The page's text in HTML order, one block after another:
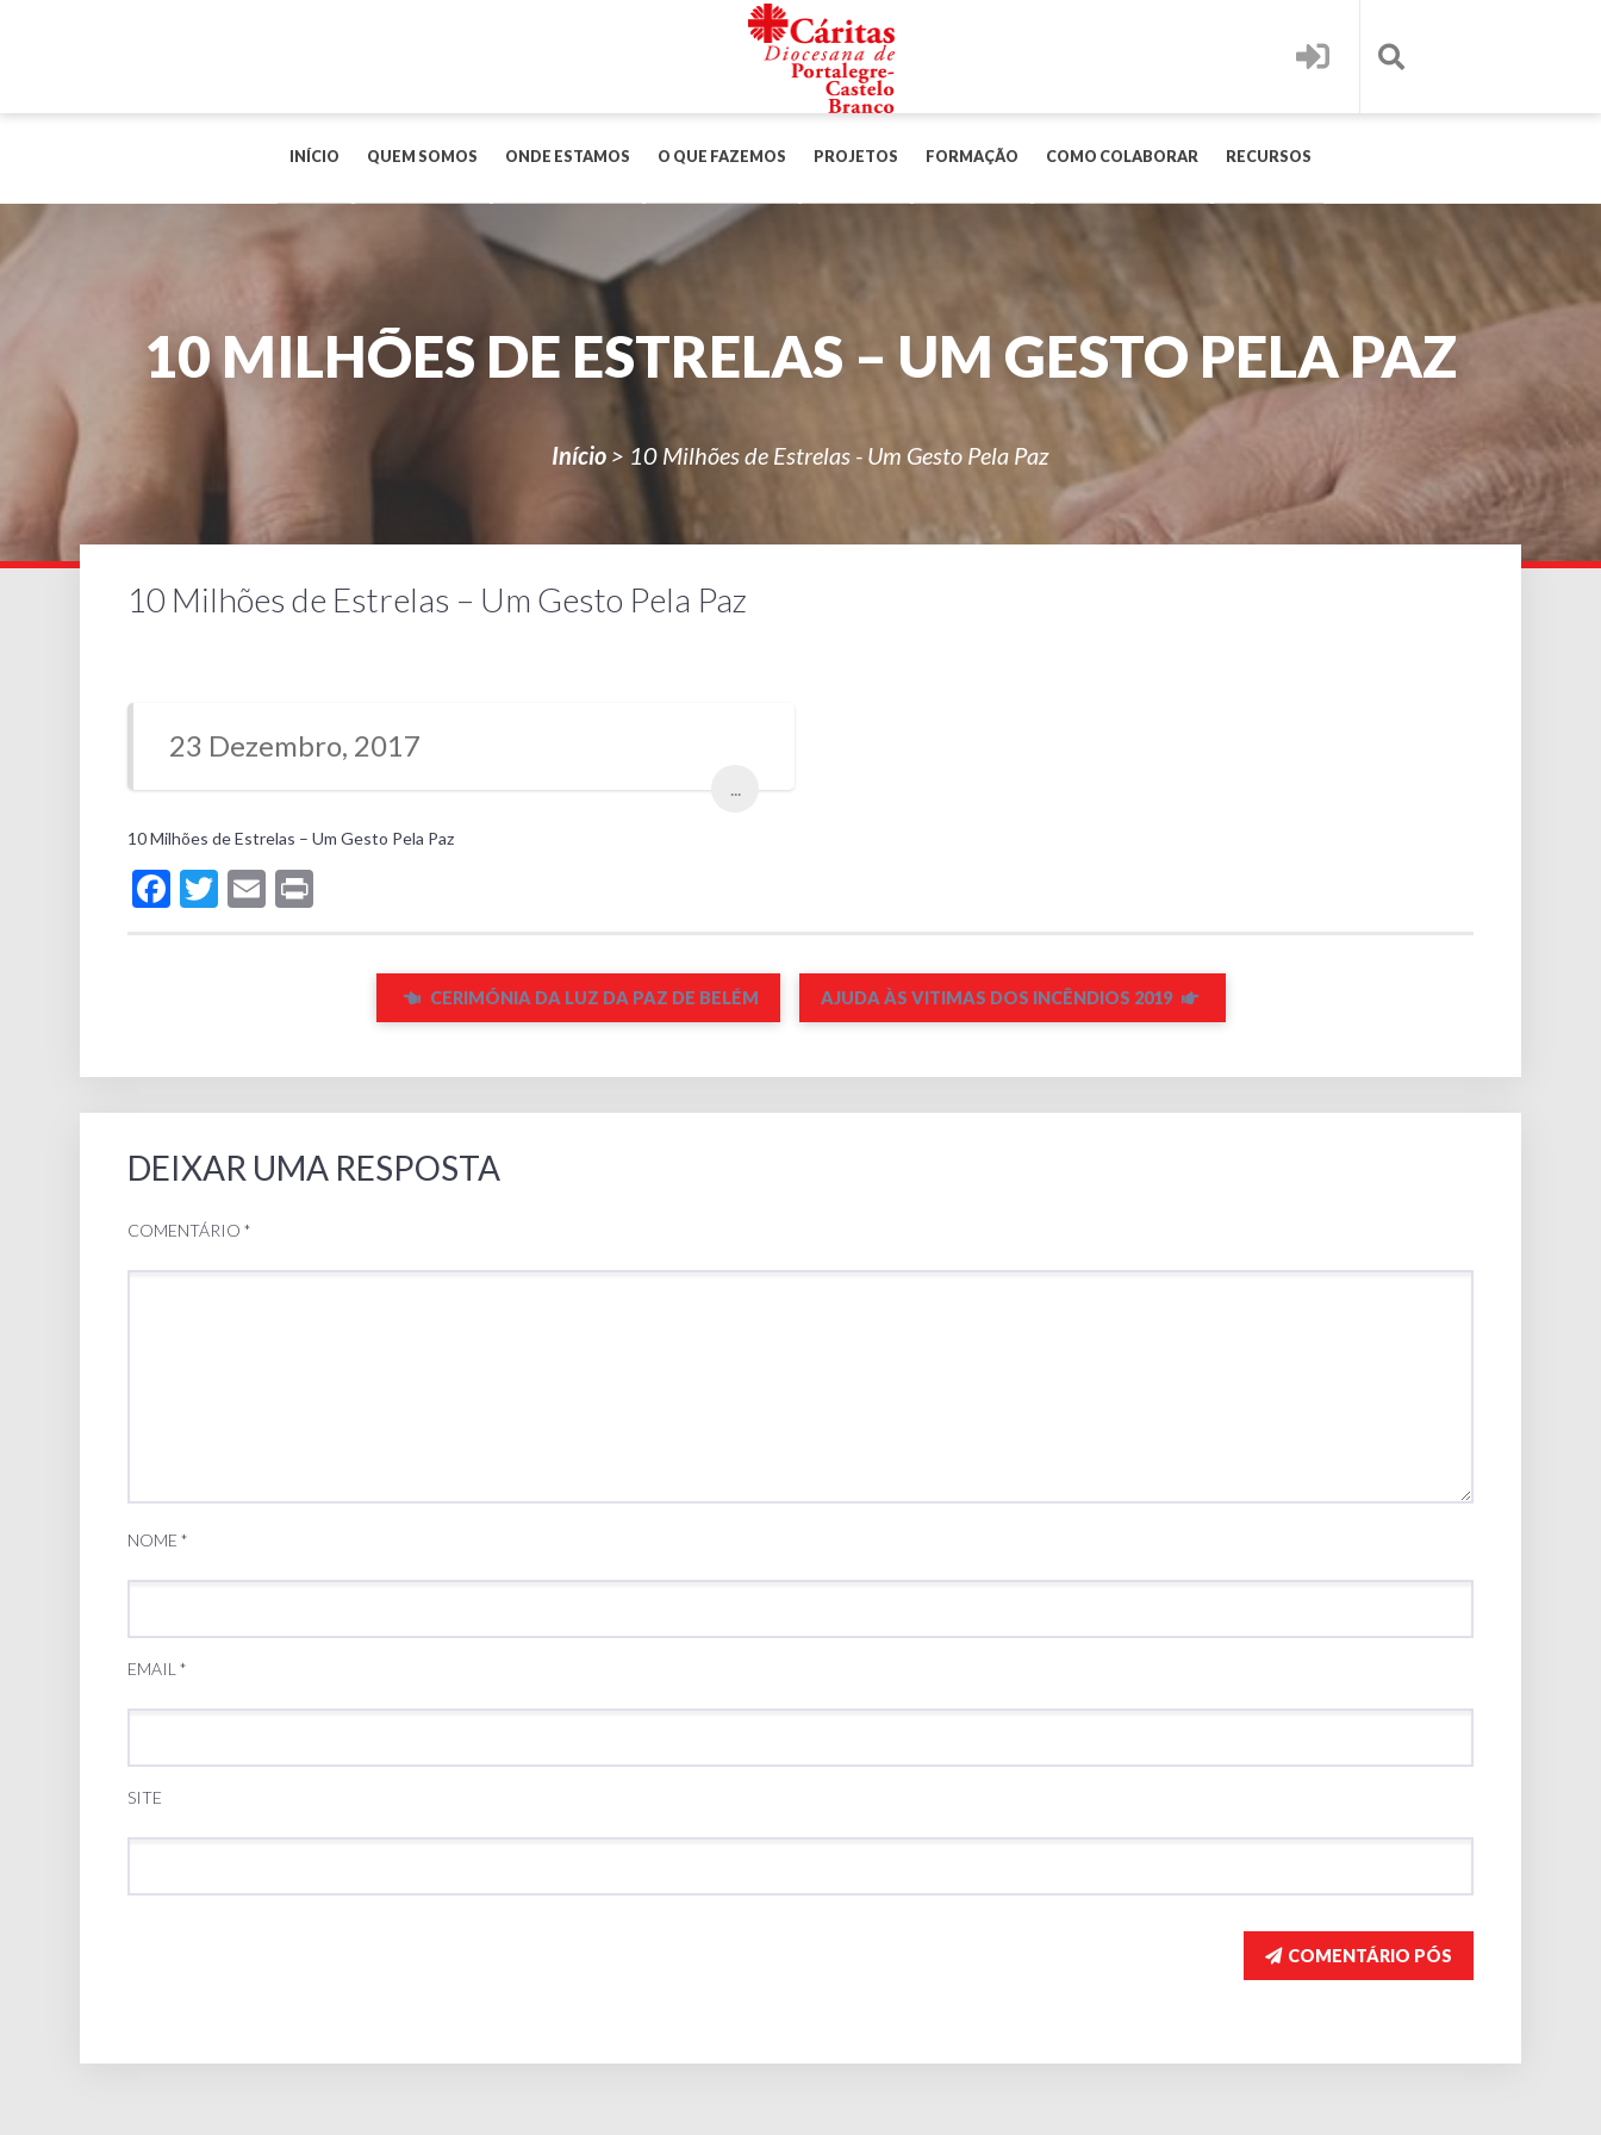
INÍCIO QUEM SOMOS ONDE ESTAMOS O QUE FAZEMOS PROJETOS FORMAÇÃO COMO COLABORAR RECURSOS
10 MILHÕES DE ESTRELAS – UM GESTO PELA PAZ
Início > 10 Milhões de Estrelas - Um Gesto Pela Paz
10 Milhões de Estrelas – Um Gesto Pela Paz
23 Dezembro, 2017
...
10 Milhões de Estrelas – Um Gesto Pela Paz
Facebook
Twitter
Email
CERIMÓNIA DA LUZ DA PAZ DE BELÉM AJUDA ÀS VITIMAS DOS INCÊNDIOS 2019
DEIXAR UMA RESPOSTA
COMENTÁRIO*
NOME*
EMAIL*
SITE
COMENTÁRIO PÓS